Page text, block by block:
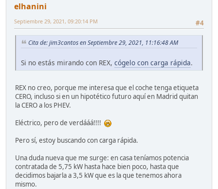
elhanini
#4
Septiembre 29, 2021, 09:20:14 PM
Cita de: jim3cantos en Septiembre 29, 2021, 11:16:48 AM
Si no estás mirando con REX, cógelo con carga rápida.
REX no creo, porque me interesa que el coche tenga etiqueta
CERO, incluso si en un hipotético futuro aquí en Madrid quitan
la CERO a los PHEV.
Eléctrico, pero de verdááá!!!!
Pero sí, estoy buscando con carga rápida.
Una duda nueva que me surge: en casa teníamos potencia
contratada de 5,75 kW hasta hace bien poco, hasta que
decidimos bajarla a 3,5 kW que es la que tenemos ahora
mismo.